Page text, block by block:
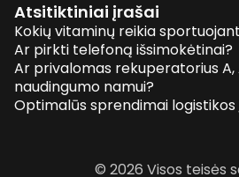
Atsitiktiniai įrašai
Kokių vitaminų reikia
Ar pirkti telefoną išsimokėtinai?
Ar privalomas rekuperatorius A,
naudingumo namui?
Optimalūs sprendimai
© 2026 Visos teisės